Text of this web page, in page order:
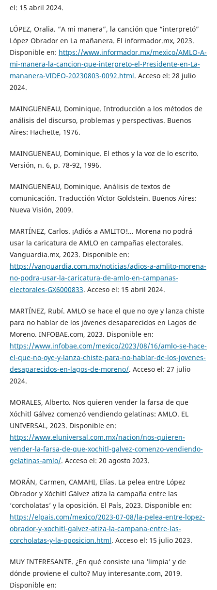
el: 15 abril 2024.
LÓPEZ, Oralia. “A mi manera”, la canción que “interpretó”
López Obrador en La mañanera. El informador.mx, 2023.
Disponible en: https://www.informador.mx/mexico/AMLO-A-
mi-manera-la-cancion-que-interpreto-el-Presidente-en-La-
mananera-VIDEO-20230803-0092.html. Acceso el: 28 julio
2024.
MAINGUENEAU, Dominique. Introducción a los métodos de
análisis del discurso, problemas y perspectivas. Buenos
Aires: Hachette, 1976.
MAINGUENEAU, Dominique. El ethos y la voz de lo escrito.
Versión, n. 6, p. 78-92, 1996.
MAINGUENEAU, Dominique. Análisis de textos de
comunicación. Traducción Víctor Goldstein. Buenos Aires:
Nueva Visión, 2009.
MARTÍNEZ, Carlos. ¡Adiós a AMLITO!... Morena no podrá
usar la caricatura de AMLO en campañas electorales.
Vanguardia.mx, 2023. Disponible en:
https://vanguardia.com.mx/noticias/adios-a-amlito-morena-
no-podra-usar-la-caricatura-de-amlo-en-campanas-
electorales-GX6000833. Acceso el: 15 abril 2024.
MARTÍNEZ, Rubí. AMLO se hace el que no oye y lanza chiste
para no hablar de los jóvenes desaparecidos en Lagos de
Moreno. INFOBAE.com, 2023. Disponible en:
https://www.infobae.com/mexico/2023/08/16/amlo-se-hace-
el-que-no-oye-y-lanza-chiste-para-no-hablar-de-los-jovenes-
desaparecidos-en-lagos-de-moreno/. Acceso el: 27 julio
2024.
MORALES, Alberto. Nos quieren vender la farsa de que
Xóchitl Gálvez comenzó vendiendo gelatinas: AMLO. EL
UNIVERSAL, 2023. Disponible en:
https://www.eluniversal.com.mx/nacion/nos-quieren-
vender-la-farsa-de-que-xochitl-galvez-comenzo-vendiendo-
gelatinas-amlo/. Acceso el: 20 agosto 2023.
MORÁN, Carmen, CAMAHI, Elías. La pelea entre López
Obrador y Xóchitl Gálvez atiza la campaña entre las
‘corcholatas’ y la oposición. El País, 2023. Disponible en:
https://elpais.com/mexico/2023-07-08/la-pelea-entre-lopez-
obrador-y-xochitl-galvez-atiza-la-campana-entre-las-
corcholatas-y-la-oposicion.html. Acceso el: 15 julio 2023.
MUY INTERESANTE. ¿En qué consiste una ‘limpia’ y de
dónde proviene el culto? Muy interesante.com, 2019.
Disponible en: